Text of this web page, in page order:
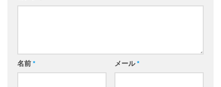
名前* メール*